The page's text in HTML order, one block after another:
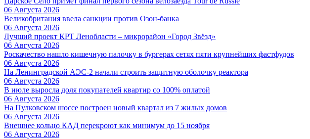
06 Августа 2026
Великобритания ввела санкции против Озон-банка
06 Августа 2026
Лучший проект КРТ Ленобласти – микрорайон «Город Звёзд»
06 Августа 2026
Роскачество нашло кишечную палочку в бургерах сетях пяти крупнейших фастфудов
06 Августа 2026
На Ленинградской АЭС-2 начали строить защитную оболочку реактора
06 Августа 2026
В июле выросла доля покупателей квартир со 100% оплатой
06 Августа 2026
На Пулковском шоссе построен новый квартал из 7 жилых домов
06 Августа 2026
Внешнее кольцо КАД перекроют как минимум до 15 ноября
06 Августа 2026